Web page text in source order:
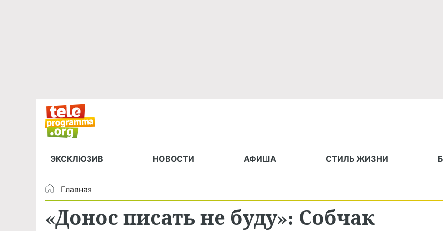
ЭКСКЛЮЗИВ НОВОСТИ АФИША СТИЛЬ ЖИЗНИ
Главная
«Донос писать не буду»: Собчак